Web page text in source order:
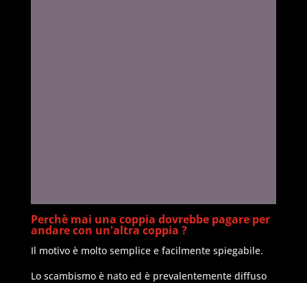
Perchè mai una coppia dovrebbe pagare per
andare con un'altra coppia ?
Il motivo è molto semplice e facilmente spiegabile.
Lo scambismo è nato ed è prevalentemente diffuso